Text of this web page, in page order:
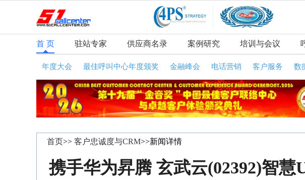
首 页 驻站专家 供应商名录 案例研究 培训与会议
年度大会 最佳呼叫中心年度颁奖 金融峰会 电话营销 客户服务 数
首页>> 客户忠诚度与CRM>>新闻详情
携手华为昇腾 玄武云(02392)智慧